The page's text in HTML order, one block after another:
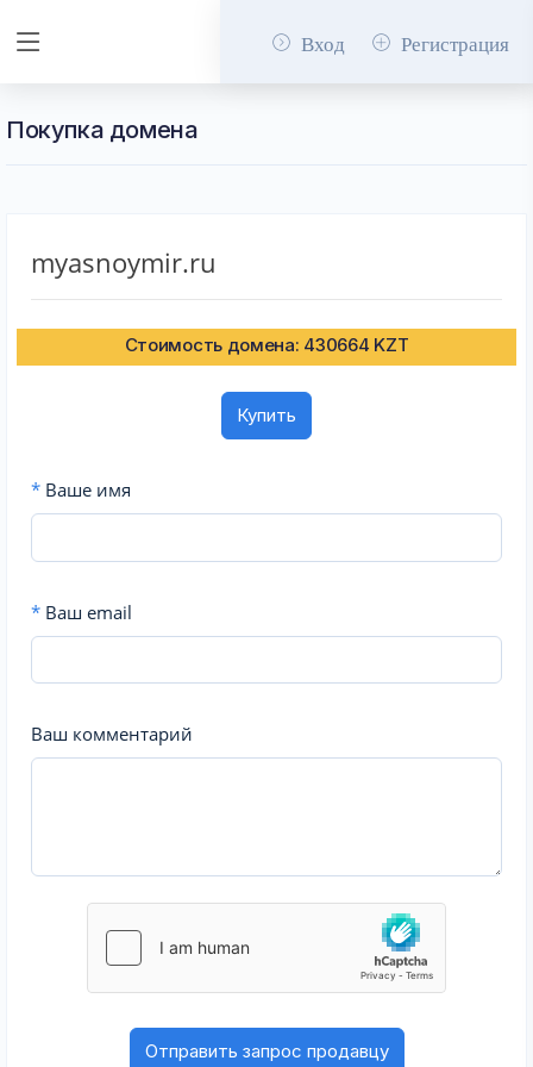
Вход Регистрация
Покупка домена
myasnoymir.ru
Стоимость домена: 430664 KZT
Купить
* Ваше имя
* Ваш email
Ваш комментарий